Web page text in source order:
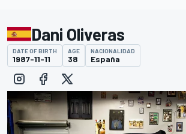
Dani Oliveras
DATE OF BIRTH
1987-11-11
AGE
38
NACIONALIDAD
España